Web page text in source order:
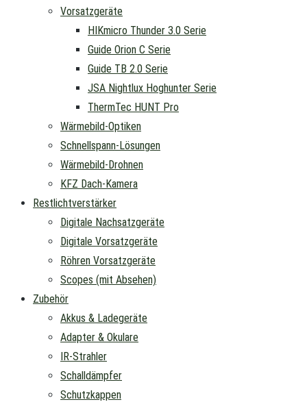
Vorsatzgeräte
HIKmicro Thunder 3.0 Serie
Guide Orion C Serie
Guide TB 2.0 Serie
JSA Nightlux Hoghunter Serie
ThermTec HUNT Pro
Wärmebild-Optiken
Schnellspann-Lösungen
Wärmebild-Drohnen
KFZ Dach-Kamera
Restlichtverstärker
Digitale Nachsatzgeräte
Digitale Vorsatzgeräte
Röhren Vorsatzgeräte
Scopes (mit Absehen)
Zubehör
Akkus & Ladegeräte
Adapter & Okulare
IR-Strahler
Schalldämpfer
Schutzkappen